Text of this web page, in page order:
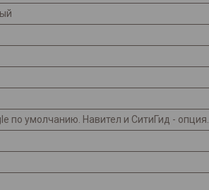
по умолчанию. Навител и СитиГид - опция.